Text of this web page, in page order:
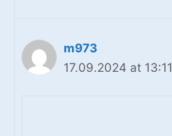
m973
17.09.2024 at 13:11